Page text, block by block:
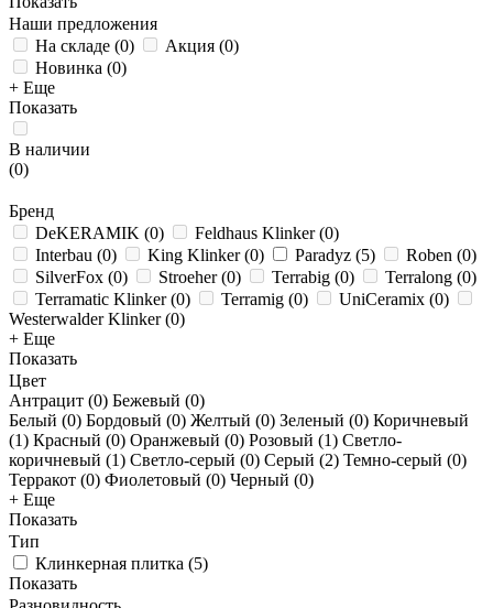
Наши предложения
На складе (0) Акция (0)
Новинка (0)
+ Еще
Показать
В наличии
(0)
Бренд
DeKERAMIK (0) Feldhaus Klinker(0)
Interbau (0) King Klinker(0) Paradyz (5) Roben (0)
SilverFox (0) Stroeher(0) Terrabig (0) Terralong (0)
Terramatic Klinker(0) Terramig (0) UniCeramix (0)
Westerwalder Klinker(0)
+ Еще
Показать
Цвет
Антрацит (0) Бежевый (0)
Белый (0) Бордовый (0) Желтый (0) Зеленый (0) Коричневый
(1) Красный (0) Оранжевый (0) Розовый (1) Светло-
коричневый (1) Светло-серый (0) Серый (2) Темно-серый (0)
Терракот (0) Фиолетовый (0) Черный (0)
+ Еще
Показать
Тип
Клинкерная плитка (5)
Показать